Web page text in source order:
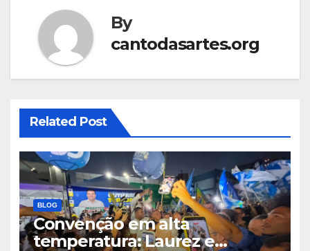
By
cantodasartes.org
Related Post
BLOG
Convenção em alta
temperatura: Laurez e